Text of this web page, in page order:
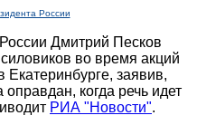
России
Дмитрий Песков
во время акций
Екатеринбурге, заявив,
когда речь идет
РИА "Новости".